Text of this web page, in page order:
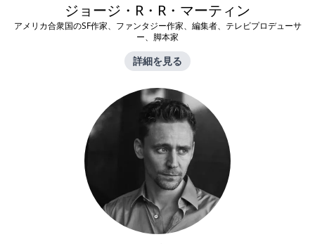
ジョージ・R・R・マーティン
アメリカ合衆国のSF作家、ファンタジー作家、編集者、テレビプロデューサ
ー、脚本家
詳細を見る